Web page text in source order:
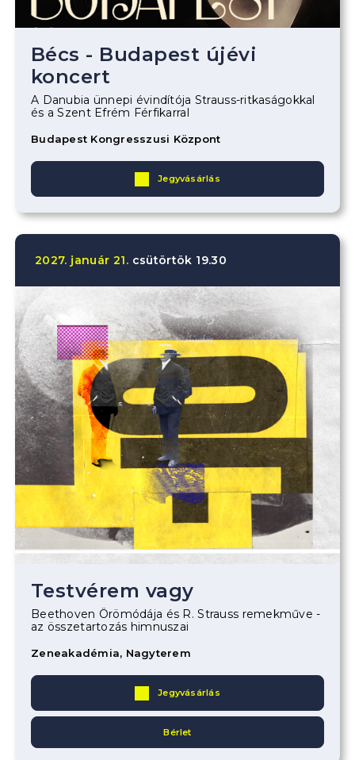
Bécs - Budapest újévi
koncert
A Danubia ünnepi évindítója Strauss-ritkaságokkal
és a Szent Efrém Férfikarral
Budapest Kongresszusi Központ
Jegyvásárlás
2027. január 21. csütörtök 19.30
Testvérem vagy
Beethoven Örömódája és R. Strauss remekműve -
az összetartozás himnuszai
Zeneakadémia, Nagyterem
Jegyvásárlás
Bérlet